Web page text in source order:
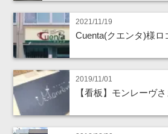
2021/11/19
Cuenta(クエンタ)様ロ
2019/11/01
【看板】モンレーヴさ